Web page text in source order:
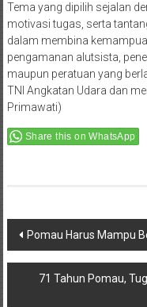
Tema yang dipilih sejalan
motivasi tugas, serta
dalam membina
pengamanan alutsista,
maupun peratuan yang
TNI Angkatan Udara dan
Primawati)
Share this on WhatsApp
Post
navigation
Pomau Harus Mampu
71 Tahun Pomau,